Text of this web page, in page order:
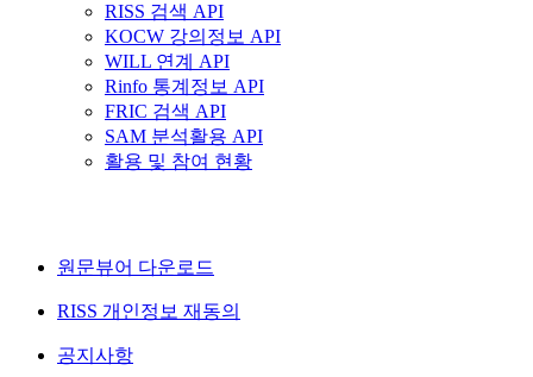
RISS 검색 API
KOCW 강의정보 API
WILL 연계 API
Rinfo 통계정보 API
FRIC 검색 API
SAM 분석활용 API
활용 및 참여 현황
원문뷰어 다운로드
RISS 개인정보 재동의
공지사항